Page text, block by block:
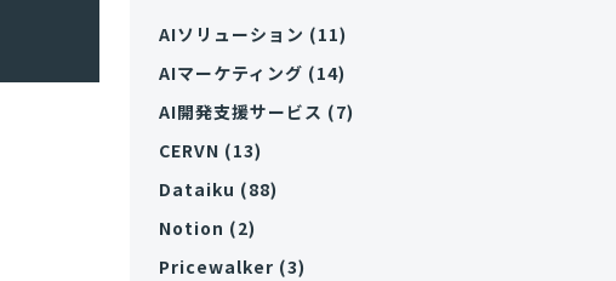
AIソリューション (11)
AIマーケティング (14)
AI開発支援サービス (7)
CERVN (13)
Dataiku (88)
Notion (2)
Pricewalker (3)